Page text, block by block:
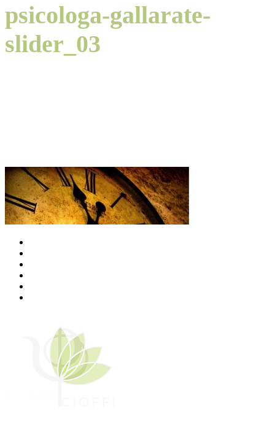
psicologa-gallarate-
slider_03